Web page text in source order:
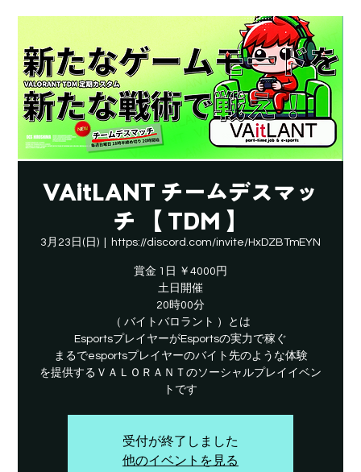
VAitLANT チームデスマッ
チ 【 TDM 】
3月23日(日) https://discord.com/invite/HxDZBTmEYN
賞金 1日 ￥4000円
土日開催
20時00分
（ バイトバロラント ）とは
EsportsプレイヤーがEsportsの実力で稼ぐ
​まるでesportsプレイヤーのバイト先のような体験
を提供するＶＡＬＯＲＡＮＴのソーシャルプレイイベン
トです
受付が終了しました
他のイベントを見る